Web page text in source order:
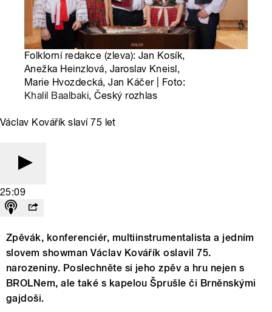
Folklorní redakce (zleva): Jan Kosík,
Anežka Heinzlová, Jaroslav Kneisl,
Marie Hvozdecká, Jan Káčer | Foto:
Khalil Baalbaki, Český rozhlas
Václav Kovářík slaví 75 let
25:09
Zpěvák, konferenciér, multiinstrumentalista a jedním
slovem showman Václav Kovářík oslavil 75.
narozeniny. Poslechněte si jeho zpěv a hru nejen s
BROLNem, ale také s kapelou Šprušle či Brněnskými
gajdoši.